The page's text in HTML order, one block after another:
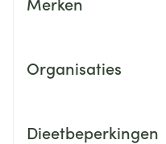
Organisaties
Dieetbeperkingen